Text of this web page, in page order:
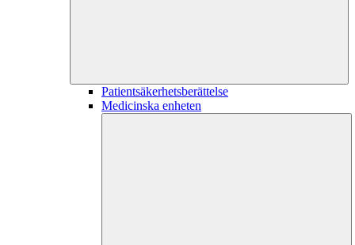
Patientsäkerhetsberättelse
Medicinska enheten